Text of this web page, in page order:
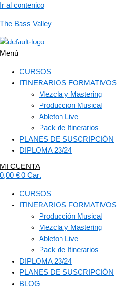
Ir al contenido
The Bass Valley
Menú
CURSOS
ITINERARIOS FORMATIVOS
Mezcla y Mastering
Producción Musical
Ableton Live
Pack de Itinerarios
PLANES DE SUSCRIPCIÓN
DIPLOMA 23/24
MI CUENTA
0,00 € 0 Cart
CURSOS
ITINERARIOS FORMATIVOS
Producción Musical
Mezcla y Mastering
Ableton Live
Pack de Itinerarios
DIPLOMA 23/24
PLANES DE SUSCRIPCIÓN
BLOG